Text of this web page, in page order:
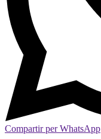
Compartir per WhatsApp